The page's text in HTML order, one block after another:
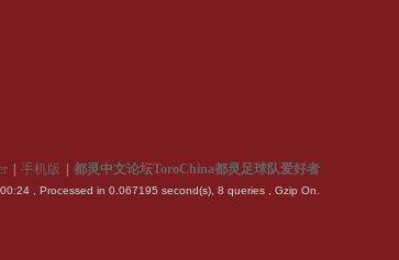
手机版 都灵中文论坛ToroChina都灵足球队爱好者
, Processed in 0.067195 second(s), 8 queries , Gzip On.